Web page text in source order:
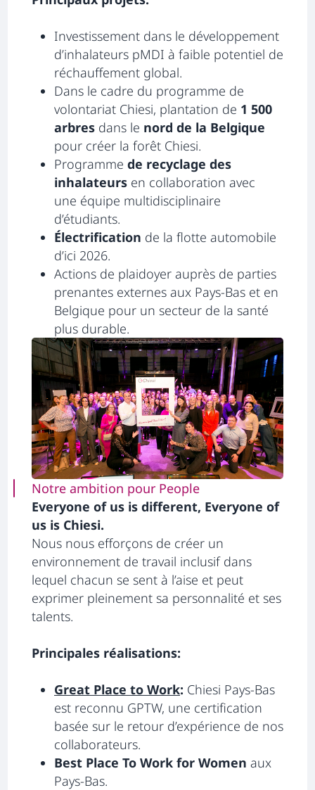
Investissement dans le développement
d’inhalateurs pMDI à faible potentiel de
réchauffement global.
Dans le cadre du programme de
volontariat Chiesi, plantation de 1 500
arbres dans le nord de la Belgique
pour créer la forêt Chiesi.
Programme de recyclage des
inhalateurs en collaboration avec
une équipe multidisciplinaire
d’étudiants.
Électrification de la flotte automobile
d’ici 2026.
Actions de plaidoyer auprès de parties
prenantes externes aux Pays-Bas et en
Belgique pour un secteur de la santé
plus durable.
Notre ambition pour People
Everyone of us is different, Everyone of
us is Chiesi.
Nous nous efforçons de créer un
environnement de travail inclusif dans
lequel chacun se sent à l’aise et peut
exprimer pleinement sa personnalité et ses
talents.
Principales réalisations:
Great Place to Works’ouvre dans un
: Chiesi Pays-Bas
est reconnu GPTW, une certification
basée sur le retour d’expérience de nos
collaborateurs.
Best Place To Work for Women aux
Pays-Bas.